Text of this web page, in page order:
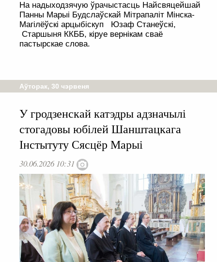
На надыходзячую ўрачыстасць Найсвяцейшай
Панны Марыі Будслаўскай Мітрапаліт Мінска-
Магілёўскі арцыбіскуп Юзаф Станеўскі,
Старшыня ККББ, кіруе вернікам сваё
пастырскае слова.
Аўторак, 30 чэрвеня
У гродзенскай катэдры адзначылі
стогадовы юбілей Шанштацкага
Інстытуту Сясцёр Марыі
30.06.2026 10:31